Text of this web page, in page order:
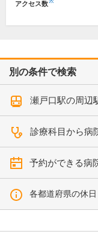
アクセス数
別の条件で検索
瀬戸口駅の周辺
診療科目から病
予約ができる病
各都道府県の休